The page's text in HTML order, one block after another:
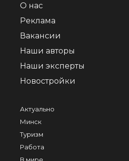
О нас
Реклама
Вакансии
Наши авторы
Наши эксперты
Новостройки
Актуально
Минск
Туризм
Работа
В мире